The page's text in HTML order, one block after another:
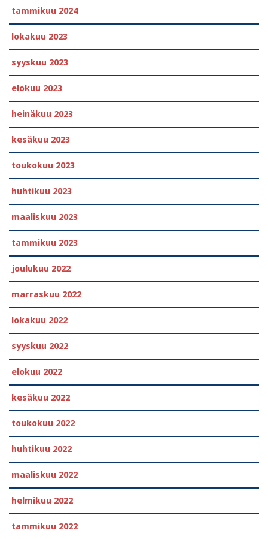
tammikuu 2024
lokakuu 2023
syyskuu 2023
elokuu 2023
heinäkuu 2023
kesäkuu 2023
toukokuu 2023
huhtikuu 2023
maaliskuu 2023
tammikuu 2023
joulukuu 2022
marraskuu 2022
lokakuu 2022
syyskuu 2022
elokuu 2022
kesäkuu 2022
toukokuu 2022
huhtikuu 2022
maaliskuu 2022
helmikuu 2022
tammikuu 2022